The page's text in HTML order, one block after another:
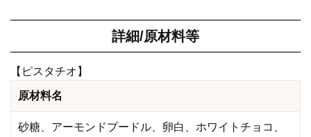
詳細/原材料等
【ピスタチオ】
原材料名
砂糖、アーモンドプードル、卵白、ホワイトチョコ、